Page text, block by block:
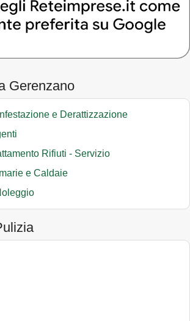
Gerenzano
e Derattizzazione
Rifiuti - Servizio
e Caldaie